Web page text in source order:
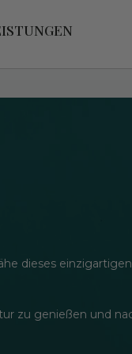
dieses
zu genießen und